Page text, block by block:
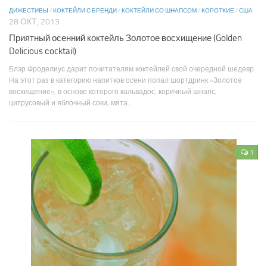
ДИЖЕСТИВЫ /КОКТЕЙЛИ С БРЕНДИ/КОКТЕЙЛИ СО ШНАПСОМ/КОРОТКИЕ/США
28 ОКТ, 2013
Приятный осенний коктейль Золотое восхищение (Golden
Delicious сocktail)
Блэр Фроделиус дарит почитателям коктейлей свой очередной шедевр.
На этот раз в категорию напитков осени попал шортдринк «Золотое
восхищение», в основе которого кальвадос, коричный шнапс,
цитрусовый и яблочный соки, мята...
1